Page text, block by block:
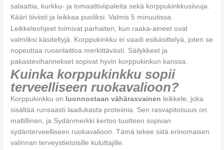
salaattia, kurkku- ja tomaattiviipaleita sekä korppukinkkusiivuja.
Kääri tiiviisti ja leikkaa puoliksi. Valmis 5 minuutissa.
Leikkeleohjeet toimivat parhaiten, kun raaka-aineet ovat
valmiiksi käsiteltyjä. Korppukinkku ei vaadi esikäsittelyä, joten se
nopeuttaa ruoanlaittoa merkittävästi. Säilykkeet ja
pakastevihannekset sopivat hyvin korppukinkun kanssa.
Kuinka korppukinkku sopii
terveelliseen ruokavalioon?
Korppukinkku on luonnostaan vähärasvainen leikkele, joka
sisältää runsaasti laadukasta proteiinia. Sen rasvapitoisuus on
maltillinen, ja Sydänmerkki kertoo tuotteen sopivan
sydänterveelliseen ruokavalioon. Tämä tekee siitä erinomaisen
valinnan terveystietoisille kuluttajille.